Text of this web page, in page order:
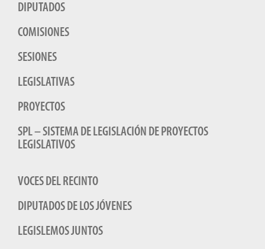
DIPUTADOS
COMISIONES
SESIONES
LEGISLATIVAS
PROYECTOS
SPL – SISTEMA DE LEGISLACIÓN DE PROYECTOS
LEGISLATIVOS
VOCES DEL RECINTO
DIPUTADOS DE LOS JÓVENES
LEGISLEMOS JUNTOS